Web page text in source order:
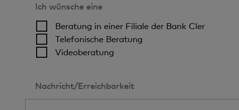
Ich wünsche eine
Beratung in einer Filiale der Bank Cler
Telefonische Beratung
Videoberatung
Nachricht/Erreichbarkeit